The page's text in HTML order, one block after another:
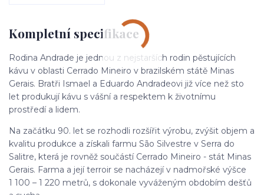
Kompletní specifikace
Rodina Andrade je jednou z nejstarších rodin pěstujících
kávu v oblasti Cerrado Mineiro v brazilském státě Minas
Gerais. Bratři Ismael a Eduardo Andradeovi již více než sto
let produkují kávu s vášní a respektem k životnímu
prostředí a lidem.
Na začátku 90. let se rozhodli rozšířit výrobu, zvýšit objem a
kvalitu produkce a získali farmu São Silvestre v Serra do
Salitre, která je rovněž součástí Cerrado Mineiro - stát Minas
Gerais. Farma a její terroir se nacházejí v nadmořské výšce
1 100 – 1 220 metrů, s dokonale vyváženým obdobím dešťů